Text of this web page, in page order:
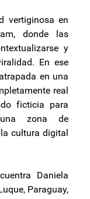
vertiginosa en
donde las
y
En ese
en una
real
ficticia para
zona de
cultura digital
Daniela
Paraguay,